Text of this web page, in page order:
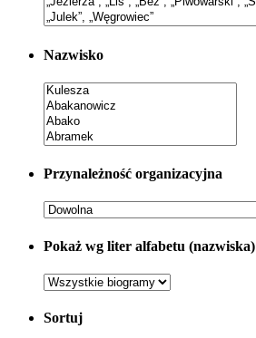
Nazwisko
Przynależność organizacyjna
Pokaż wg liter alfabetu (nazwiska)
Sortuj